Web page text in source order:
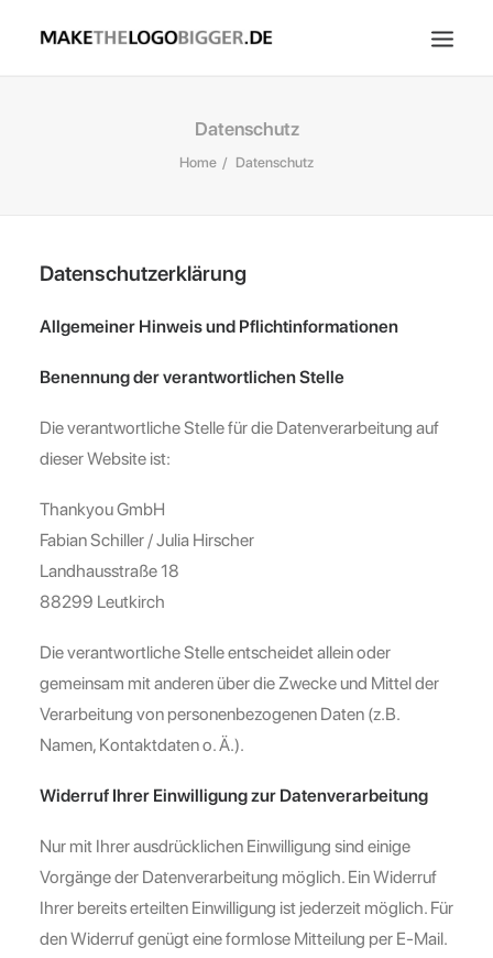
Home
Über Uns
Datenschutz
Home Datenschutz
Datenschutzerklärung
Allgemeiner Hinweis und Pflichtinformationen
Benennung der verantwortlichen Stelle
Die verantwortliche Stelle für die Datenverarbeitung auf
dieser Website ist:
Thankyou GmbH
Fabian Schiller / Julia Hirscher
Landhausstraße 18
88299 Leutkirch
Die verantwortliche Stelle entscheidet allein oder
gemeinsam mit anderen über die Zwecke und Mittel der
Verarbeitung von personenbezogenen Daten (z.B.
Namen, Kontaktdaten o. Ä.).
Widerruf Ihrer Einwilligung zur Datenverarbeitung
Nur mit Ihrer ausdrücklichen Einwilligung sind einige
Vorgänge der Datenverarbeitung möglich. Ein Widerruf
Ihrer bereits erteilten Einwilligung ist jederzeit möglich. Für
den Widerruf genügt eine formlose Mitteilung per E-Mail.